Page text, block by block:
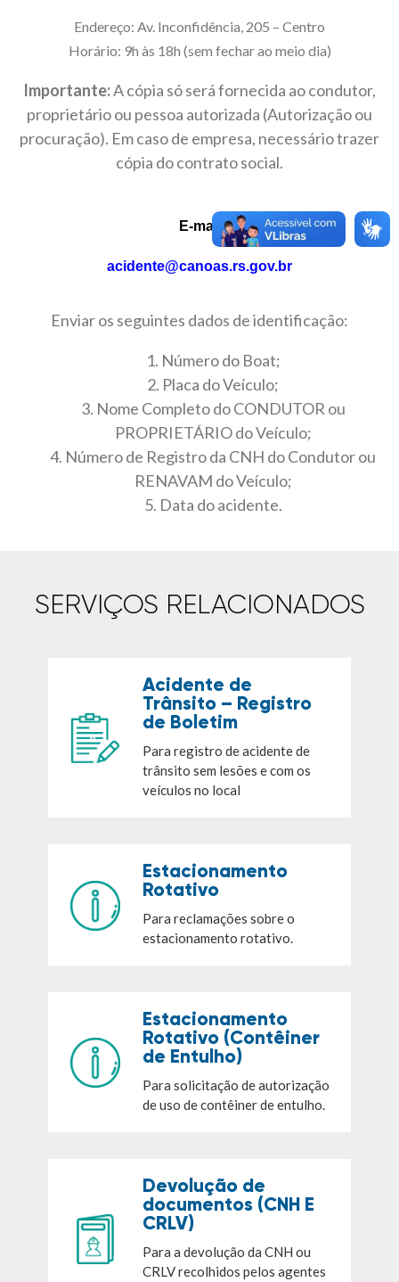
Endereço: Av. Inconfidência, 205 – Centro
Horário: 9h às 18h (sem fechar ao meio dia)
Importante:A cópia só será fornecida ao condutor,
proprietário ou pessoa autorizada (Autorização ou
procuração). Em caso de empresa, necessário trazer
cópia do contrato social.
E-mail
acidente@canoas.rs.gov.br
Enviar os seguintes dados de identificação:
1. Número do Boat;
2. Placa do Veículo;
3. Nome Completo do CONDUTOR ou
PROPRIETÁRIO do Veículo;
4. Número de Registro da CNH do Condutor ou
RENAVAM do Veículo;
5. Data do acidente.
SERVIÇOS RELACIONADOS
Acidente de
Trânsito – Registro
de Boletim
Para registro de acidente de
trânsito sem lesões e com os
veículos no local
Estacionamento
Rotativo
Para reclamações sobre o
estacionamento rotativo.
Estacionamento
Rotativo (Contêiner
de Entulho)
Para solicitação de autorização
de uso de contêiner de entulho.
Devolução de
documentos (CNH E
CRLV)
Para a devolução da CNH ou
CRLV recolhidos pelos agentes